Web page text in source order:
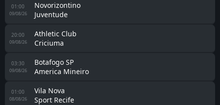
01:00
09/08/26
Novorizontino
Juventude
20:00
09/08/26
Athletic Club
Criciuma
03:30
09/08/26
Botafogo SP
America Mineiro
01:00
08/08/26
Vila Nova
Sport Recife